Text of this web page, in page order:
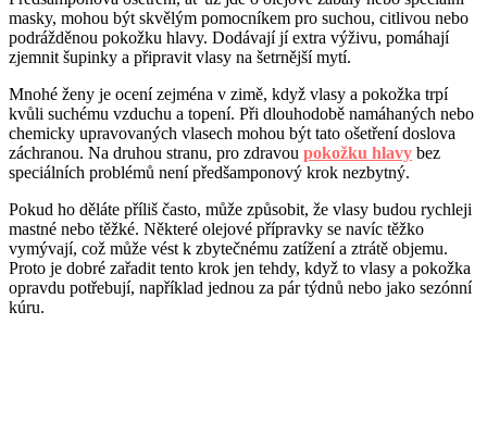
masky, mohou být skvělým pomocníkem pro suchou, citlivou nebo
podrážděnou pokožku hlavy. Dodávají jí extra výživu, pomáhají
zjemnit šupinky a připravit vlasy na šetrnější mytí.
Mnohé ženy je ocení zejména v zimě, když vlasy a pokožka trpí
kvůli suchému vzduchu a topení. Při dlouhodobě namáhaných nebo
chemicky upravovaných vlasech mohou být tato ošetření doslova
záchranou. Na druhou stranu, pro zdravou pokožku hlavy bez
speciálních problémů není předšamponový krok nezbytný.
Pokud ho děláte příliš často, může způsobit, že vlasy budou rychleji
mastné nebo těžké. Některé olejové přípravky se navíc těžko
vymývají, což může vést k zbytečnému zatížení a ztrátě objemu.
Proto je dobré zařadit tento krok jen tehdy, když to vlasy a pokožka
opravdu potřebují, například jednou za pár týdnů nebo jako sezónní
kúru.